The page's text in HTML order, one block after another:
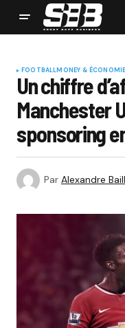
FOOTBALLMONEY &
Un chiffre
Manchester
sponsoring
Par Alexandre